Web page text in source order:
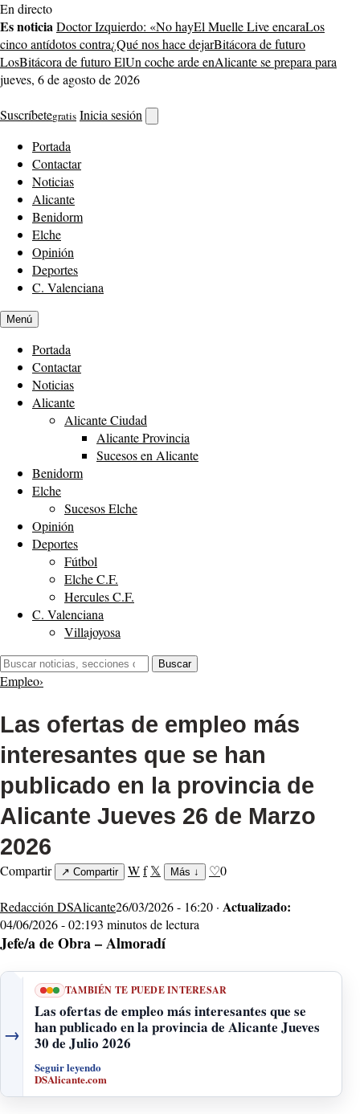
Saltar
al
contenido
En directo
Es noticiaDoctor Izquierdo: «No hayEl Muelle Live encaraLos
cinco antídotos contra¿Qué nos hace dejarBitácora de futuro
LosBitácora de futuro ElUn coche arde enAlicante se prepara para
jueves, 6 de agosto de 2026
Suscríbetegratis Inicia sesión
buscador
Portada
Contactar
Noticias
Alicante
Benidorm
Elche
Opinión
Deportes
C. Valenciana
Menú
Portada
Contactar
Noticias
Alicante
Alicante Ciudad
Alicante Provincia
Sucesos en Alicante
Benidorm
Elche
Sucesos Elche
Opinión
Deportes
Fútbol
Elche C.F.
Hercules C.F.
C. Valenciana
Villajoyosa
Buscar:
Buscar
Empleo›
Las ofertas de empleo más
interesantes que se han
publicado en la provincia de
Alicante Jueves 26 de Marzo
2026
Compartir ↗ Compartir Wf 𝕏 Más ↓ ♡0
Redacción DSAlicante26/03/2026 - 16:20 · Actualizado:
04/06/2026 - 02:193 minutos de lectura
Jefe/a de Obra – Almoradí
→
TAMBIÉN TE PUEDE INTERESAR
Las ofertas de empleo más interesantes que se
han publicado en la provincia de Alicante Jueves
30 de Julio 2026
Seguir leyendo
DSAlicante.com